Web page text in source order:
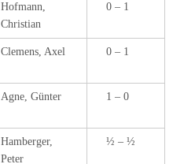
Hofmann,
Christian
0 – 1
Clemens, Axel 0 – 1
Agne, Günter 1 – 0
Hamberger,
Peter
½ – ½